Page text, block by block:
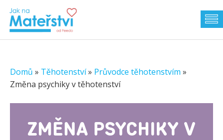
Domů » Těhotenství» Průvodce těhotenstvím »
Změna psychiky v těhotenství
ZMĚNA PSYCHIKY V